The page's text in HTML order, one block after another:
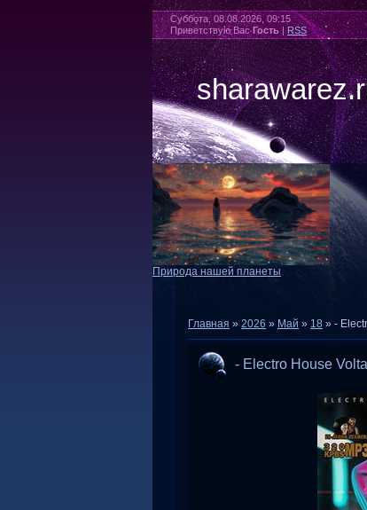
Суббота, 08.08.2026, 09:15
Приветствую Вас Гость|RSS
Природа нашей планеты
Главная » 2026 » Май » 18 » -
- Electro House